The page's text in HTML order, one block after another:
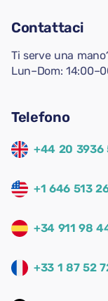
Contattaci
Ti serve una
Lun–Dom:
Telefono
+44 20 3936
+1 646 513
+34 911 98
+33 1 87 52